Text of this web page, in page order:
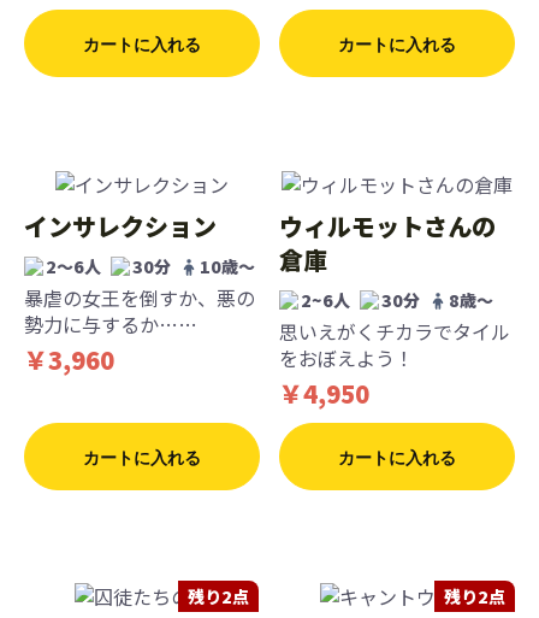
カートに入れる カートに入れる
インサレクション
2〜6人 30分 10歳〜
暴虐の女王を倒すか、悪の
勢力に与するか……
￥3,960
カートに入れる
ウィルモットさんの
倉庫
2~6人 30分 8歳〜
思いえがくチカラでタイル
をおぼえよう！
￥4,950
カートに入れる
残り2点 残り2点